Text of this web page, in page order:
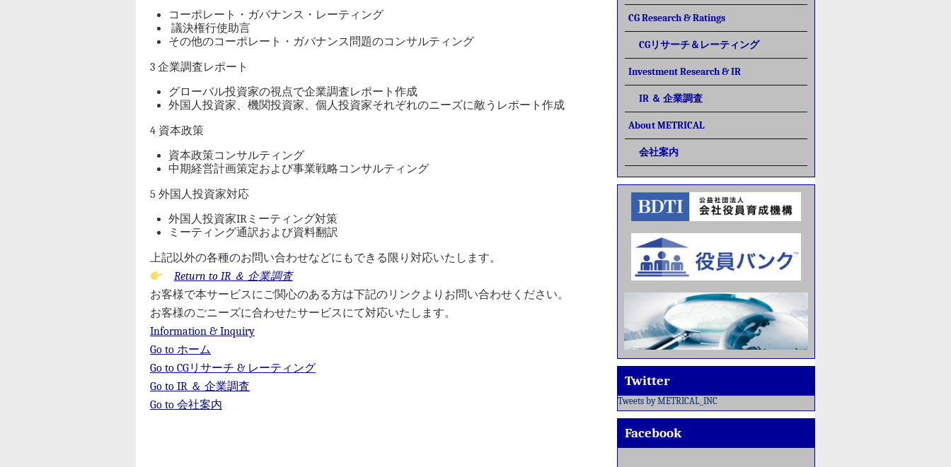
コーポレート・ガバナンス・レーティング
議決権行使助言
その他のコーポレート・ガバナンス問題のコンサルティング
3 企業調査レポート
グローバル投資家の視点で企業調査レポート作成
外国人投資家、機関投資家、個人投資家それぞれのニーズに敵うレポート作成
4 資本政策
資本政策コンサルティング
中期経営計画策定および事業戦略コンサルティング
5 外国人投資家対応
外国人投資家IRミーティング対策
ミーティング通訳および資料翻訳
上記以外の各種のお問い合わせなどにもできる限り対応いたします。
Return to IR ＆ 企業調査
お客様で本サービスにご関心のある方は下記のリンクよりお問い合わせください。
お客様のごニーズに合わせたサービスにて対応いたします。
Information & Inquiry
Go to ホーム
Go to CGリサーチ & レーティング
Go to IR ＆ 企業調査
Go to 会社案内
CG Research & Ratings
CGリサーチ＆レーティング
Investment Research & IR
IR ＆ 企業調査
About METRICAL
会社案内
Twitter
Tweets by METRICAL_INC
Facebook